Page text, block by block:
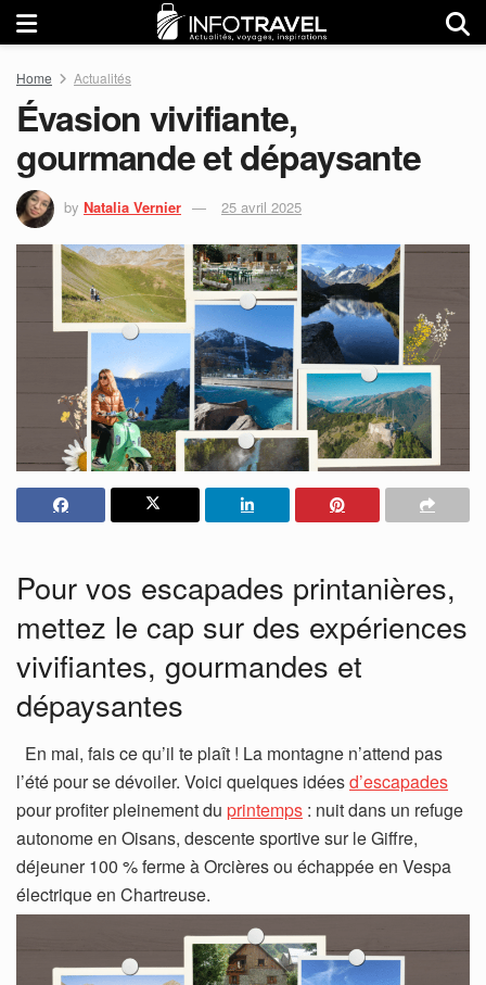
Home Actualités
Évasion vivifiante,
gourmande et dépaysante
by Natalia Vernier 25 avril 2025
Pour vos escapades printanières,
mettez le cap sur des expériences
vivifiantes, gourmandes et
dépaysantes
En mai, fais ce qu’il te plaît ! La montagne n’attend pas
l’été pour se dévoiler. Voici quelques idéesd’escapades
pour profiter pleinement du printemps : nuit dans un refuge
autonome en Oisans, descente sportive sur le Giffre,
déjeuner 100 % ferme à Orcières ou échappée en Vespa
électrique en Chartreuse.